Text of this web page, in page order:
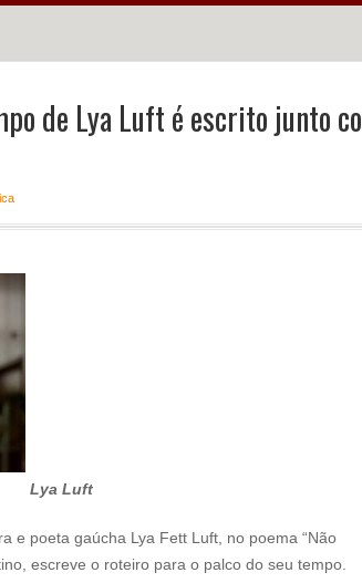
de Lya Luft é escrito junto
Lya Luft
e poeta gaúcha Lya Fett Luft, no poema “Não
escreve o roteiro para o palco do seu tempo.